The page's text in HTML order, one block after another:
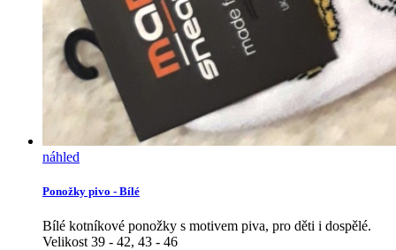
náhled
Ponožky pivo - Bílé
Bílé kotníkové ponožky s motivem piva, pro děti i dospělé.
Velikost 39 - 42, 43 - 46